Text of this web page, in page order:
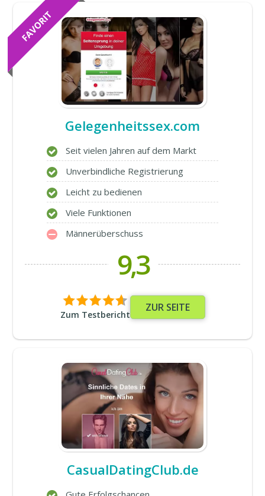
Gelegenheitssex.com
Seit vielen Jahren auf dem Markt
Unverbindliche Registrierung
Leicht zu bedienen
Viele Funktionen
Männerüberschuss
9,3
Zum Testbericht
ZUR SEITE
CasualDatingClub.de